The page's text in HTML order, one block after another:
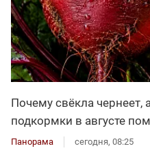
Почему свёкла чернеет,
подкормки в августе
Панорама сегодня, 08:25